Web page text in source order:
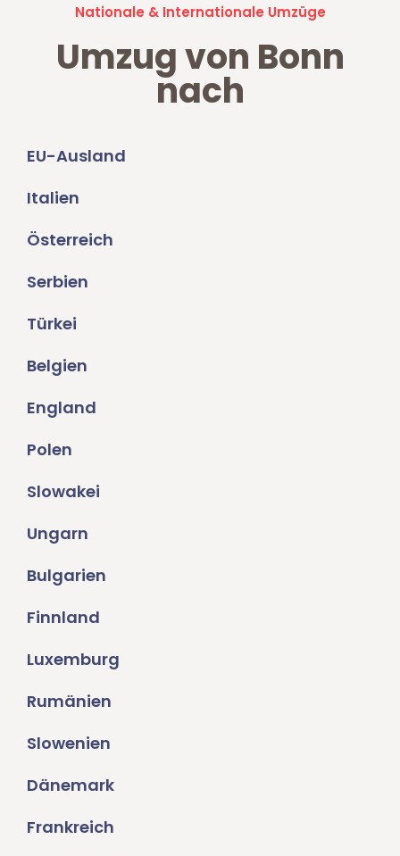
Nationale & Internationale Umzüge
Umzug von Bonn
nach
EU-Ausland
Italien
Österreich
Serbien
Türkei
Belgien
England
Polen
Slowakei
Ungarn
Bulgarien
Finnland
Luxemburg
Rumänien
Slowenien
Dänemark
Frankreich